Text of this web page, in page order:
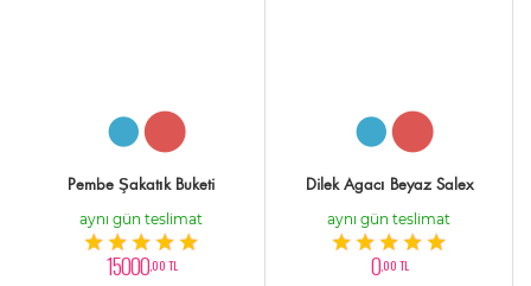
Pembe Şakatık Buketi
aynı gün teslimat
15000,00 TL
Dilek Agacı Beyaz Salex
aynı gün teslimat
0,00 TL